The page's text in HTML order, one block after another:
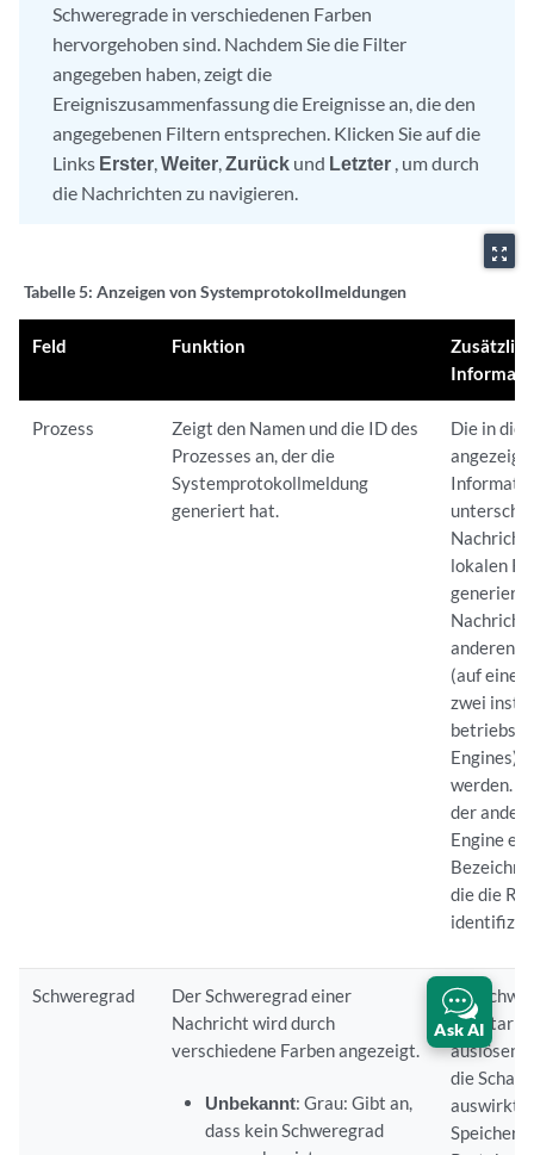
Schweregrade in verschiedenen Farben
hervorgehoben sind. Nachdem Sie die Filter
angegeben haben, zeigt die
Ereigniszusammenfassung die Ereignisse an, die den
angegebenen Filtern entsprechen. Klicken Sie auf die
Links Erster Weiter Zurück und Letzter , um durch
die Nachrichten zu navigieren.
zoom_out_map
Tabelle 5: Anzeigen von Systemprotokollmeldungen
Feld Funktion
Prozess
Zeigt den Namen und die ID des
Prozesses an, der die
Systemprotokollmeldung
generiert hat.
Die in
lokalen
generiert
anderen
(auf
zwei
Engines)
werden.
der
Engine
die die
Schweregrad
Der Schweregrad einer
Nachricht wird durch
verschiedene Farben angezeigt.
Unbekannt: Grau: Gibt an,
dass kein Schweregrad
Ein
wie stark
die
auswirkt.
Ask AI